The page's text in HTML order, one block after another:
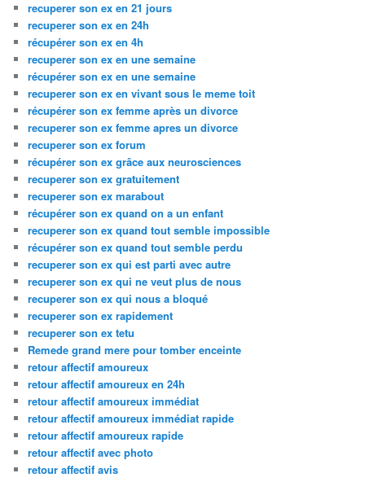
recuperer son ex en 21 jours
recuperer son ex en 24h
récupérer son ex en 4h
recuperer son ex en une semaine
récupérer son ex en une semaine
recuperer son ex en vivant sous le meme toit
récupérer son ex femme après un divorce
recuperer son ex femme apres un divorce
recuperer son ex forum
récupérer son ex grâce aux neurosciences
recuperer son ex gratuitement
recuperer son ex marabout
récupérer son ex quand on a un enfant
recuperer son ex quand tout semble impossible
récupérer son ex quand tout semble perdu
recuperer son ex qui est parti avec autre
recuperer son ex qui ne veut plus de nous
recuperer son ex qui nous a bloqué
recuperer son ex rapidement
recuperer son ex tetu
Remede grand mere pour tomber enceinte
retour affectif amoureux
retour affectif amoureux en 24h
retour affectif amoureux immédiat
retour affectif amoureux immédiat rapide
retour affectif amoureux rapide
retour affectif avec photo
retour affectif avis